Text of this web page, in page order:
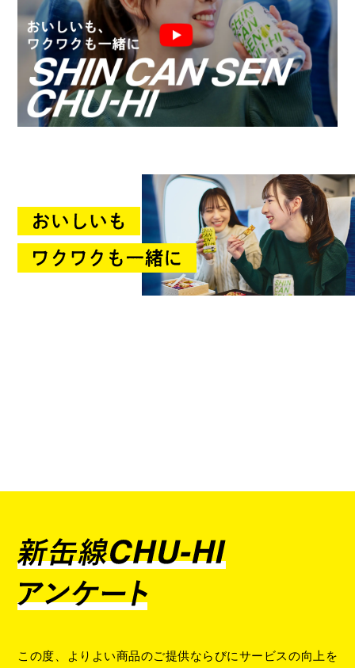
この度、よりよい商品のご提供ならびにサービスの向上を